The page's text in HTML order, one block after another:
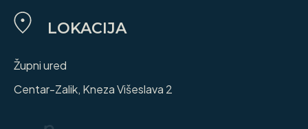
LOKACIJA
Župni ured
Centar-Zalik, Kneza Višeslava 2